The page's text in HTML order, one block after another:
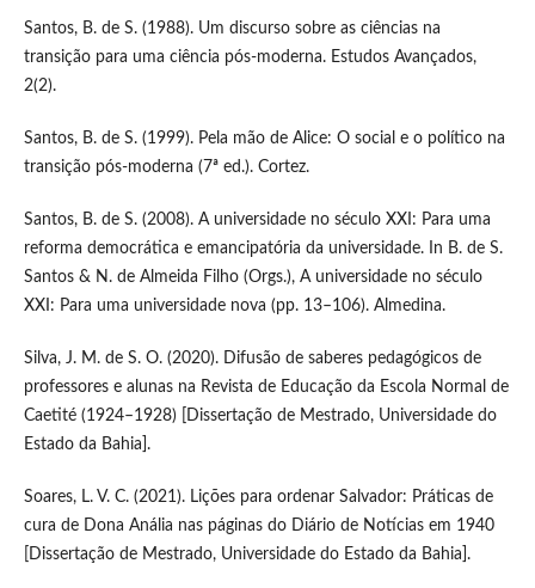
Santos, B. de S. (1988). Um discurso sobre as ciências na
transição para uma ciência pós-moderna. Estudos Avançados,
2(2).
Santos, B. de S. (1999). Pela mão de Alice: O social e o político na
transição pós-moderna (7ª ed.). Cortez.
Santos, B. de S. (2008). A universidade no século XXI: Para uma
reforma democrática e emancipatória da universidade. In B. de S.
Santos & N. de Almeida Filho (Orgs.), A universidade no século
XXI: Para uma universidade nova (pp. 13–106). Almedina.
Silva, J. M. de S. O. (2020). Difusão de saberes pedagógicos de
professores e alunas na Revista de Educação da Escola Normal de
Caetité (1924–1928) [Dissertação de Mestrado, Universidade do
Estado da Bahia].
Soares, L. V. C. (2021). Lições para ordenar Salvador: Práticas de
cura de Dona Anália nas páginas do Diário de Notícias em 1940
[Dissertação de Mestrado, Universidade do Estado da Bahia].